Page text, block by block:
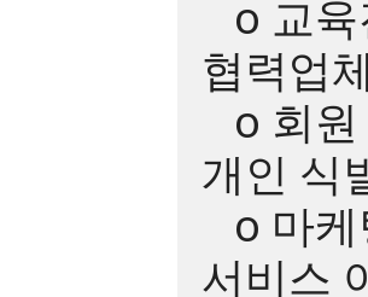
ο 교
협력업
ο 회원
개인 식
ο 마케
서비스